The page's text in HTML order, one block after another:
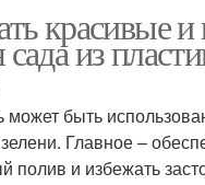
красивые
из
быть
Главное –
полив и избежать